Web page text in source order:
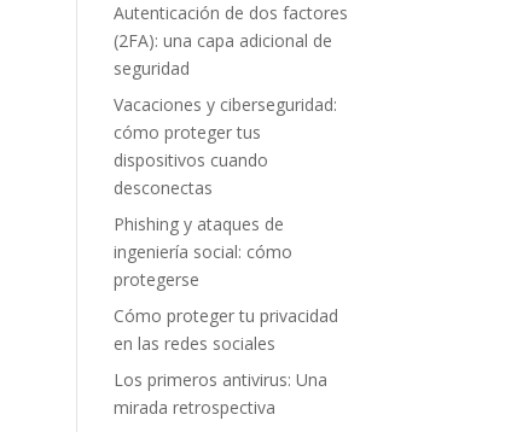
Autenticación de dos factores
(2FA): una capa adicional de
seguridad
Vacaciones y ciberseguridad:
cómo proteger tus
dispositivos cuando
desconectas
Phishing y ataques de
ingeniería social: cómo
protegerse
Cómo proteger tu privacidad
en las redes sociales
Los primeros antivirus: Una
mirada retrospectiva